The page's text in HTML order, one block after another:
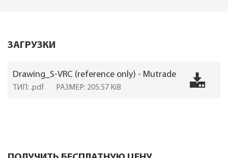
ЗАГРУЗКИ
Drawing_S-VRC (reference only) - Mutrade
ТИП: .pdf РАЗМЕР: 205.57 KiB